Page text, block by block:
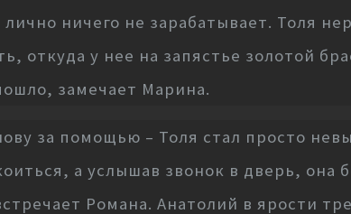
ничего не зарабатывает. Толя
откуда у нее на запястье золотой
замечает Марина.
за помощью – Толя стал просто
а услышав звонок в дверь, она
Романа. Анатолий в ярости